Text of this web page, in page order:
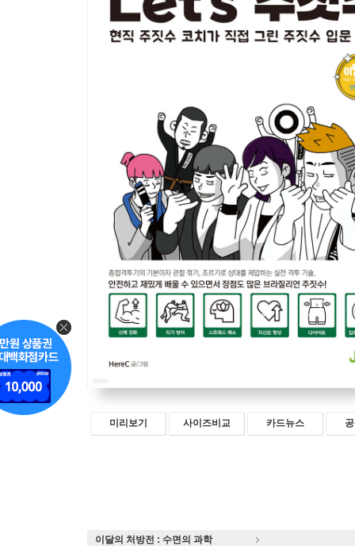
미리보기 사이즈비교 카드뉴스
이달의 처방전 : 수면의 과학